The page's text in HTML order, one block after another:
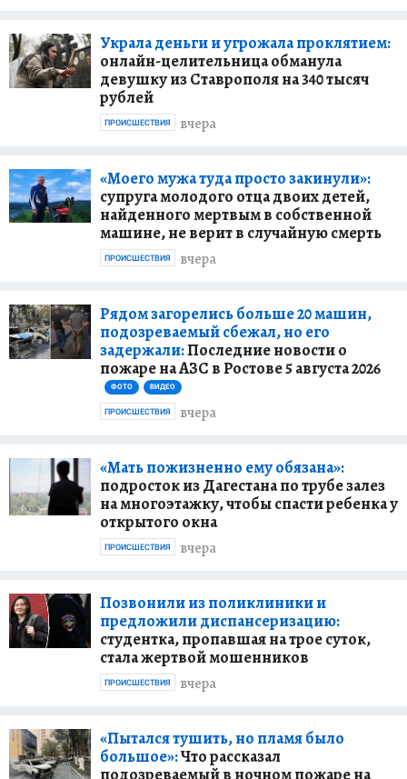
Украла деньги и угрожала проклятием:
онлайн-целительница обманула
девушку из Ставрополя на 340 тысяч
рублей
вчера
ПРОИСШЕСТВИЯ
«Моего мужа туда просто закинули»:
супруга молодого отца двоих детей,
найденного мертвым в собственной
машине, не верит в случайную смерть
вчера
ПРОИСШЕСТВИЯ
Рядом загорелись больше 20 машин,
подозреваемый сбежал, но его
задержали:Последние новости о
пожаре на АЗС в Ростове 5 августа 2026
ФОТО ВИДЕО
вчера
ПРОИСШЕСТВИЯ
«Мать пожизненно ему обязана»:
подросток из Дагестана по трубе залез
на многоэтажку, чтобы спасти ребенка у
открытого окна
вчера
ПРОИСШЕСТВИЯ
Позвонили из поликлиники и
предложили диспансеризацию:
студентка, пропавшая на трое суток,
стала жертвой мошенников
вчера
ПРОИСШЕСТВИЯ
«Пытался тушить, но пламя было
большое»:Что рассказал
подозреваемый в ночном пожаре на